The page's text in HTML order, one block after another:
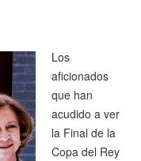
Los
aficionados
que han
acudido a ver
la Final de la
Copa del Rey